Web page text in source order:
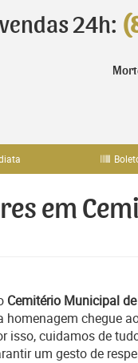
24h:
em
Cemitério Municipal
chegue
isso, cuidamos de
um gesto de